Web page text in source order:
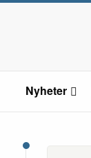
Nyheter